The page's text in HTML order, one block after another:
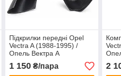
Підкрилки передні Opel
Vectra A (1988-1995) /
Опель Вектра А
1 150₴/пара 2